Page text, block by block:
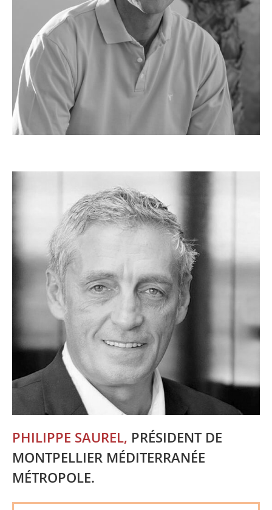
PHILIPPE SAUREL, PRÉSIDENT DE
MONTPELLIER MÉDITERRANÉE
MÉTROPOLE.